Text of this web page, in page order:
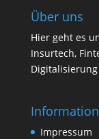
Über uns
Hier geht es
Insurtech,
Impressum